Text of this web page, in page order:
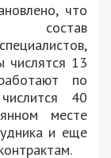
что
состав
числятся 13
по
40
месте
и еще